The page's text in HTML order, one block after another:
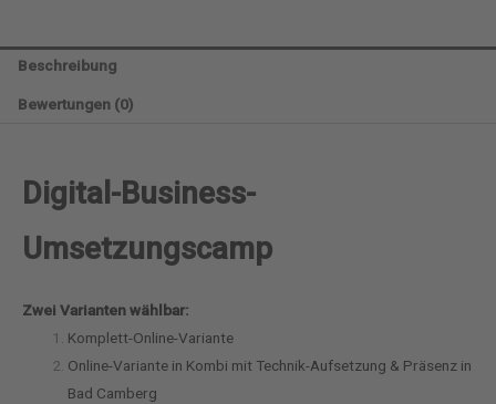
Beschreibung
Bewertungen (0)
Digital-Business-
Umsetzungscamp
Zwei Varianten wählbar:
Komplett-Online-Variante
Online-Variante in Kombi mit Technik-Aufsetzung & Präsenz in
Bad Camberg